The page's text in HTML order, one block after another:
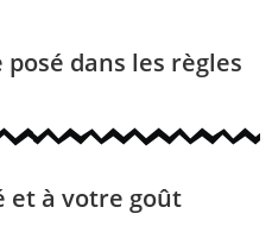
dans les règles
et à votre goût